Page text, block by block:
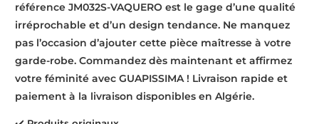
référence JM032S-VAQUERO est le gage d’une qualité
irréprochable et d’un design tendance. Ne manquez
pas l’occasion d’ajouter cette pièce maîtresse à votre
garde-robe. Commandez dès maintenant et affirmez
votre féminité avec GUAPISSIMA ! Livraison rapide et
paiement à la livraison disponibles en Algérie.